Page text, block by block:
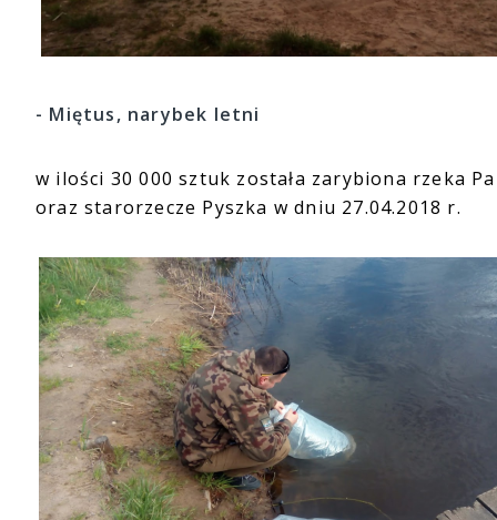
- Miętus, narybek letni
w ilości 30 000 sztuk została zarybiona rzeka
oraz starorzecze Pyszka w dniu 27.04.2018 r.